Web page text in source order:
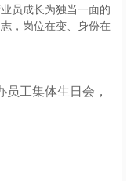
员成长为独当一面的
，岗位在变、身份在